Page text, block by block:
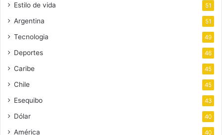
Estilo de vida 51
Argentina 51
Tecnologia 49
Deportes 46
Caribe 45
Chile 45
Esequibo 43
Dólar 40
América 40